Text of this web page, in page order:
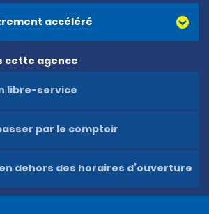
accéléré
cette agence
libre-service
par le comptoir
dehors des horaires d’ouverture